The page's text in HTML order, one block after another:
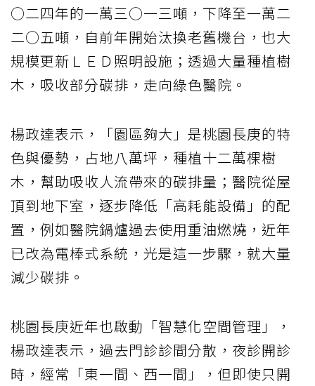
○二四年的一萬三○一三噸，下降至一萬二
二○五噸，自前年開始汰換老舊機台，也大
規模更新ＬＥＤ照明設施；透過大量種植樹
木，吸收部分碳排，走向綠色醫院。
楊政達表示，「園區夠大」是桃園長庚的特
色與優勢，占地八萬坪，種植十二萬棵樹
木，幫助吸收人流帶來的碳排量；醫院從屋
頂到地下室，逐步降低「高耗能設備」的配
置，例如醫院鍋爐過去使用重油燃燒，近年
已改為電棒式系統，光是這一步驟，就大量
減少碳排。
桃園長庚近年也啟動「智慧化空間管理」，
楊政達表示，過去門診診間分散，夜診開診
時，經常「東一間、西一間」，但即使只開